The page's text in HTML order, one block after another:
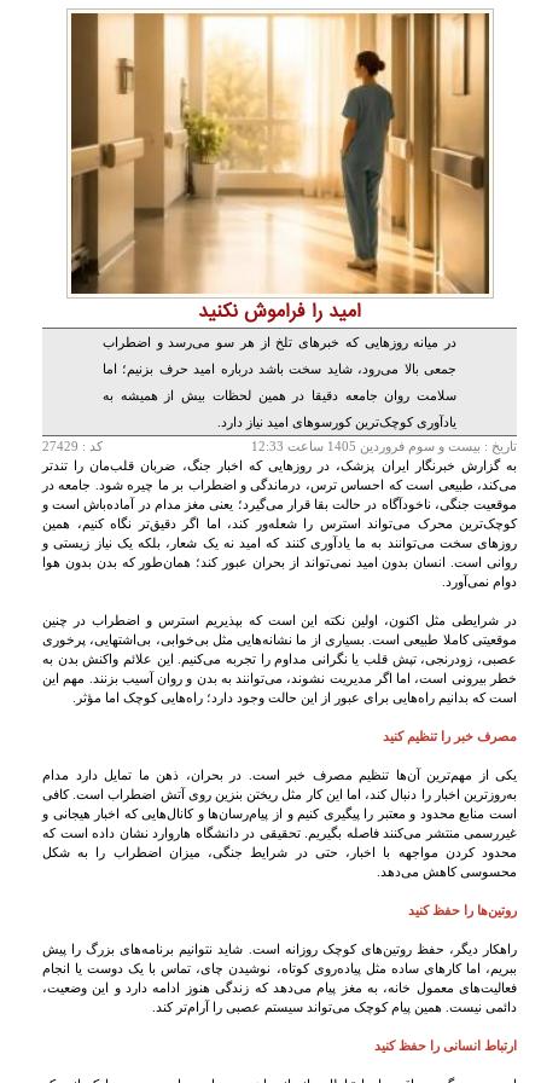
امید را فراموش نکنید
در میانه روزهایی که خبرهای تلخ از هر سو می‌رسد و اضطراب
جمعی بالا می‌رود، شاید سخت باشد درباره امید حرف بزنیم؛ اما
سلامت روان جامعه دقیقا در همین لحظات بیش از همیشه به
یادآوری کوچک‌ترین کورسوهای امید نیاز دارد.
تاريخ : بيست و سوم فروردين 1405 ساعت 12:33
کد : 27429
به گزارش خبرنگار ایران پزشک، در روزهایی که اخبار جنگ، ضربان قلب‌مان را تندتر
می‌کند، طبیعی است که احساس ترس، درماندگی و اضطراب بر ما چیره شود. جامعه در
موقعیت جنگی، ناخودآگاه در حالت بقا قرار می‌گیرد؛ یعنی مغز مدام در آماده‌باش است و
کوچک‌ترین محرک می‌تواند استرس را شعله‌ور کند، اما اگر دقیق‌تر نگاه کنیم، همین
روزهای سخت می‌توانند به ما یادآوری کنند که امید نه یک شعار، بلکه یک نیاز زیستی و
روانی است. انسان بدون امید نمی‌تواند از بحران عبور کند؛ همان‌طور که بدن بدون هوا
دوام نمی‌آورد.
در شرایطی مثل اکنون، اولین نکته این است که بپذیریم استرس و اضطراب در چنین
موقعیتی کاملا طبیعی است. بسیاری از ما نشانه‌هایی مثل بی‌خوابی، بی‌اشتهایی، پرخوری
عصبی، زودرنجی، تپش قلب یا نگرانی مداوم را تجربه می‌کنیم. این علائم واکنش بدن به
خطر بیرونی است، اما اگر مدیریت نشوند، می‌توانند به بدن و روان آسیب بزنند. مهم این
است که بدانیم راه‌هایی برای عبور از این حالت وجود دارد؛ راه‌هایی کوچک اما مؤثر.
مصرف خبر را تنظیم کنید
یکی از مهم‌ترین آن‌ها تنظیم مصرف خبر است. در بحران، ذهن ما تمایل دارد مدام
به‌روزترین اخبار را دنبال کند، اما این کار مثل ریختن بنزین روی آتش اضطراب است. کافی
است منابع محدود و معتبر را پیگیری کنیم و از پیام‌رسان‌ها و کانال‌هایی که اخبار هیجانی و
غیررسمی منتشر می‌کنند فاصله بگیریم. تحقیقی در دانشگاه هاروارد نشان داده است که
محدود کردن مواجهه با اخبار، حتی در شرایط جنگی، میزان اضطراب را به شکل
محسوسی کاهش می‌دهد.
روتین‌ها را حفظ کنید
راهکار دیگر، حفظ روتین‌های کوچک روزانه است. شاید نتوانیم برنامه‌های بزرگ را پیش
ببریم، اما کارهای ساده مثل پیاده‌روی کوتاه، نوشیدن چای، تماس با یک دوست یا انجام
فعالیت‌های معمول خانه، به مغز پیام می‌دهد که زندگی هنوز ادامه دارد و این وضعیت،
دائمی نیست. همین پیام کوچک می‌تواند سیستم عصبی را آرام‌تر کند.
ارتباط انسانی را حفظ کنید